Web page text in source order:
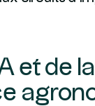
et de